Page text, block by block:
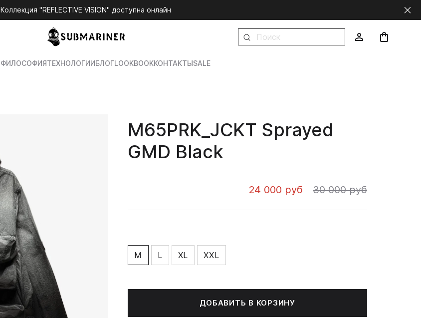
Коллекция "REFLECTIVE VISION" доступна онлайн
ФИЛОСОФИЯТЕХНОЛОГИИБЛОГLOOKBOOKКОНТАКТЫSALE
M65PRK_JCKT Sprayed
GMD Black
30 000 руб
24 000 руб
M L XL XXL
ДОБАВИТЬ В КОРЗИНУ